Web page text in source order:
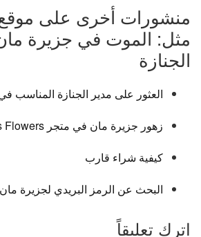
منشورات أخرى على
مثل: الموت في جزيرة
الجنازة
العثور على مدير الجنازة المناسب
زهور جزيرة مان في متجر Marianne's Flowers
كيفية شراء قارب
البحث عن الرمز البريدي لجزيرة مان
اترك تعليقاً